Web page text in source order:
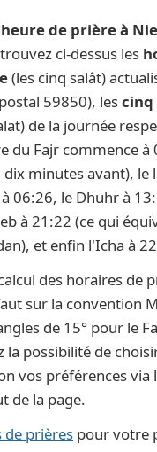
heure de prière à
ci-dessus les
(les cinq salât)
59850), lescinq
de la journée
du Fajr commence à
minutes avant), le
06:26, le Dhuhr à
à 21:22 (ce qui
et enfin l'Icha à
des horaires de
sur la convention
de 15° pour le
la possibilité de
vos préférences via
de la page.
de prières pour votre